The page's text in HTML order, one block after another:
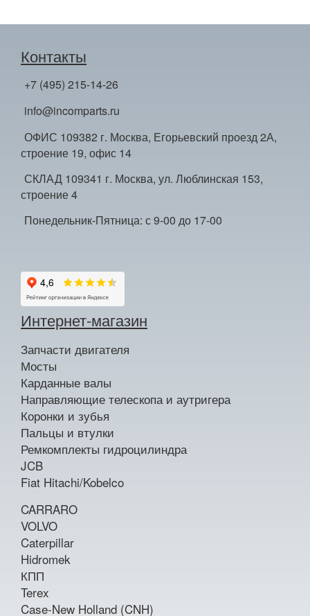
Контакты
+7 (495) 215-14-26
info@incomparts.ru
ОФИС 109382 г. Москва, Егорьевский проезд 2А,
строение 19, офис 14
СКЛАД 109341 г. Москва, ул. Люблинская 153,
строение 4
Понедельник-Пятница: с 9-00 до 17-00
Интернет-магазин
Запчасти двигателя
Мосты
Карданные валы
Направляющие телескопа и аутригера
Коронки и зубья
Пальцы и втулки
Ремкомплекты гидроцилиндра
JCB
Fiat Hitachi/Kobelco
CARRARO
VOLVO
Caterpillar
Hidromek
КПП
Terex
Case-New Holland (CNH)